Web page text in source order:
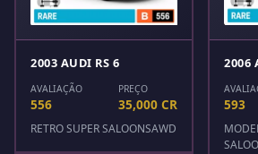
2003 AUDI RS 6
AVALIAÇÃO
556
PREÇO
35,000 CR
RETRO SUPER SALOONSAWD
2006
593